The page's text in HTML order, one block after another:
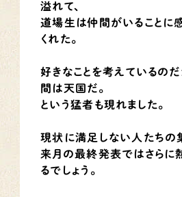
溢れて、
道場生は仲間がいることに
くれた。
好きなことを考えているの
間は天国だ。
という猛者も現れました。
現状に満足しない人たちの
来月の最終発表ではさらに
るでしょう。